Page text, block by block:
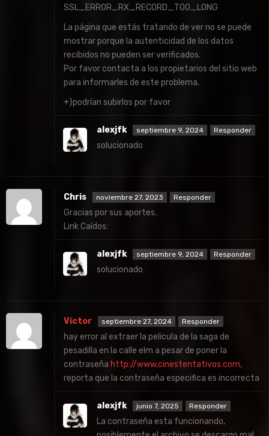
SSL_ERROR_RX_RECORD_TOO_LONG
La página que estás tratando de ver no se puede
mostrar porque la autenticidad de los datos
recibidos no pueden ser verificados.
Por favor contacta a los propietarios del sitio web
para informarles de este problema.
+}podrían subirlos por favor
alexjfk septiembre 9, 2024 Responder
solucionado
Chris noviembre 27, 2023 Responder
Gracias por sus aportes.
Link Caídos:
alexjfk septiembre 9, 2024 Responder
solucionado
Victor septiembre 27, 2024 Responder
hay error al extraer la pelicula de la saga de
pesadilla en la calle elm a pesar de poner la
contraseña http://www.cinestentativos.com,
reporta que la contraseña especifica es incorrecta
alexjfk junio 7, 2025 Responder
La contraseña esta funcionando,